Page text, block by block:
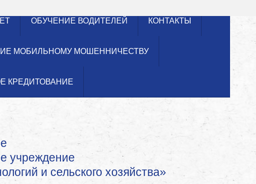
ОБУЧЕНИЕ ВОДИТЕЛЕЙ КОНТАКТЫ
МОБИЛЬНОМУ МОШЕННИЧЕСТВУ
КРЕДИТОВАНИЕ
учреждение
и сельского хозяйства»